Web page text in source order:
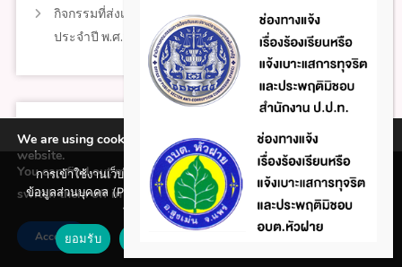
กิจกรรมที่ส่งเสริมจริยธรรมและการขับเคลื่อนจริยธรรม
ประจำปี พ.ศ.2569
ระเบียบของหน่วยงาน
ข้อบัญญัติ
คำสั่ง
We are using cookies to give you the best experience on our
website.
You can find out more about which cookies we are using or
switch them off in
settings.
Accept
การเข้าใช้งานเว็บไซต์แห่งนี้ถือว่าท่านรับทราบใน นโยบายคุ้มครอง
ข้อมูลส่วนบุคคล (Privacy policy) และ นโยบายคุกกี้ (Cookie policy)
ที่ทางหน่วยงานได้จัดทำขึ้นแล้ว
ยอมรับ